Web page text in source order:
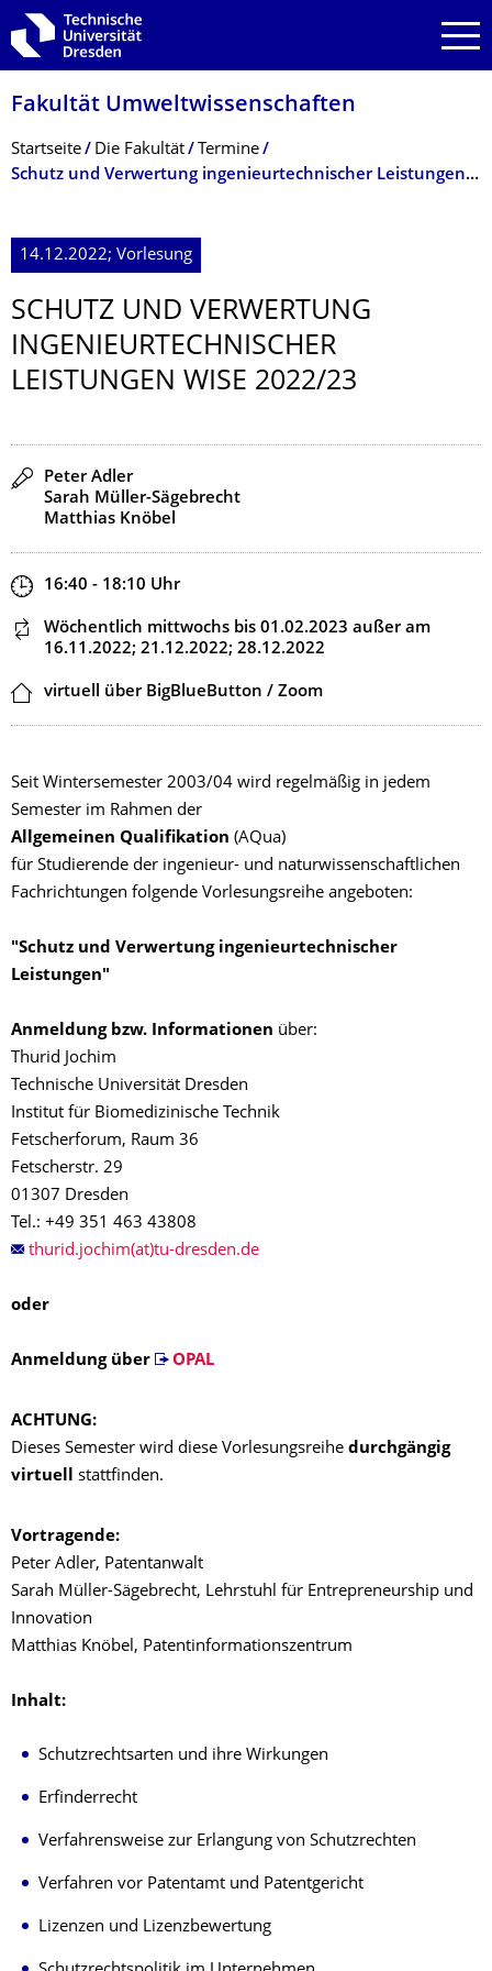
Zur Hauptnavigation springen
Zur Suche springen
Zum Inhalt springen
Fakultät Umweltwissenschaf­ten
Breadcrumb-Menü
Startseite Die Fakultät
Termine
Schutz und Verwertung ingenieurtech­nischer Leistungen WiSe 2022/23
14.12.2022; Vorlesung
SCHUTZ UND VERWERTUNG
INGENIEURTECH­NISCHER
LEISTUNGEN WISE 2022/23
Redner
Peter Adler
Sarah Müller-Sägebrecht
Matthias Knöbel
Zeit
16:40 - 18:10 Uhr
Dieser Termin wiederholt sich
Wöchentlich mittwochs bis 01.02.2023 außer am
16.11.2022; 21.12.2022; 28.12.2022
Ort
virtuell über BigBlueButton / Zoom
Seit Wintersemester 2003/04 wird regelmäßig in jedem
Semester im Rahmen der
Allgemeinen Qualifikation (AQua)
für Studierende der ingenieur- und naturwissenschaftlichen
Fachrichtungen folgende Vorlesungsreihe angeboten:
"Schutz und Verwertung ingenieurtechnischer
Leistungen"
Anmeldung bzw. Informationen über:
Thurid Jochim
Technische Universität Dresden
Institut für Biomedizinische Technik
Fetscherforum, Raum 36
Fetscherstr. 29
01307 Dresden
Tel.: +49 351 463 43808
thurid.jochim(at)tu-dresden.de
oder
Anmeldung über OPAL
ACHTUNG:
Dieses Semester wird diese Vorlesungsreihe durchgängig
virtuell stattfinden.
Vortragende:
Peter Adler, Patentanwalt
Sarah Müller-Sägebrecht, Lehrstuhl für Entrepreneurship und
Innovation
Matthias Knöbel, Patentinformationszentrum
Inhalt:
Schutzrechtsarten und ihre Wirkungen
Erfinderrecht
Verfahrensweise zur Erlangung von Schutzrechten
Verfahren vor Patentamt und Patentgericht
Lizenzen und Lizenzbewertung